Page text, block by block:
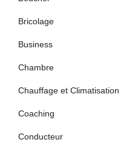
Bricolage
Business
Chambre
Chauffage et Climatisation
Coaching
Conducteur